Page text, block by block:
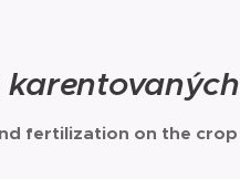
fertilization on the